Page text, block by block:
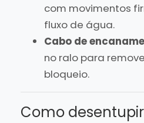
com movimentos
fluxo de água.
Cabo de
no ralo para
bloqueio.
Como